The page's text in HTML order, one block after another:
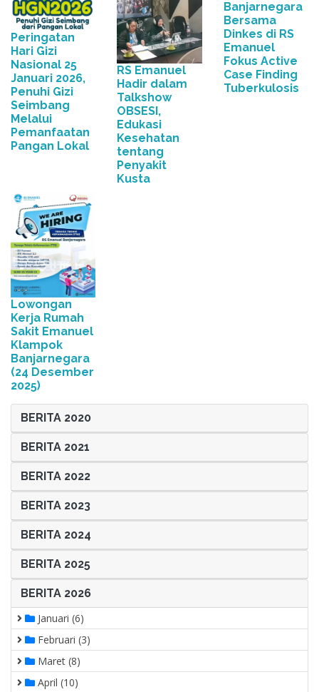
Peringatan
Hari Gizi
Nasional 25
Januari 2026,
Penuhi Gizi
Seimbang
Melalui
Pemanfaatan
Pangan Lokal
RS Emanuel
Hadir dalam
Talkshow
OBSESI,
Edukasi
Kesehatan
tentang
Penyakit
Kusta
Banjarnegara
Bersama
Dinkes di RS
Emanuel
Fokus Active
Case Finding
Tuberkulosis
Lowongan
Kerja Rumah
Sakit Emanuel
Klampok
Banjarnegara
(24 Desember
2025)
BERITA 2020
BERITA 2021
BERITA 2022
BERITA 2023
BERITA 2024
BERITA 2025
BERITA 2026
Januari (6)
Februari (3)
Maret (8)
April (10)